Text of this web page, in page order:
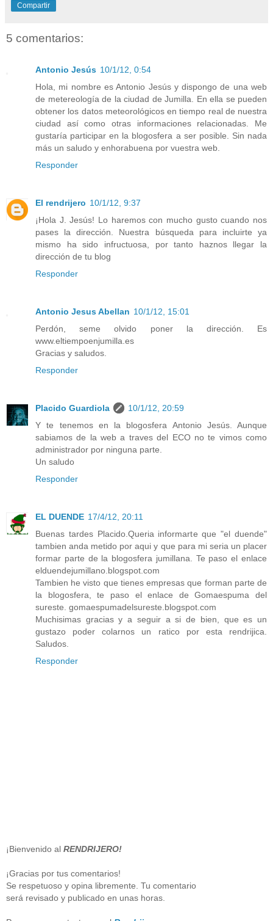
Compartir
5 comentarios:
Antonio Jesús 10/1/12, 0:54
Hola, mi nombre es Antonio Jesús y dispongo de una web
de metereología de la ciudad de Jumilla. En ella se pueden
obtener los datos meteorológicos en tiempo real de nuestra
ciudad así como otras informaciones relacionadas. Me
gustaría participar en la blogosfera a ser posible. Sin nada
más un saludo y enhorabuena por vuestra web.
Responder
El rendrijero 10/1/12, 9:37
¡Hola J. Jesús! Lo haremos con mucho gusto cuando nos
pases la dirección. Nuestra búsqueda para incluirte ya
mismo ha sido infructuosa, por tanto haznos llegar la
dirección de tu blog
Responder
Antonio Jesus Abellan 10/1/12, 15:01
Perdón, seme olvido poner la dirección. Es
www.eltiempoenjumilla.es
Gracias y saludos.
Responder
Placido Guardiola
10/1/12, 20:59
Y te tenemos en la blogosfera Antonio Jesús. Aunque
sabiamos de la web a traves del ECO no te vimos como
administrador por ninguna parte.
Un saludo
Responder
EL DUENDE 17/4/12, 20:11
Buenas tardes Placido.Queria informarte que "el duende"
tambien anda metido por aqui y que para mi seria un placer
formar parte de la blogosfera jumillana. Te paso el enlace
elduendejumillano.blogspot.com
Tambien he visto que tienes empresas que forman parte de
la blogosfera, te paso el enlace de Gomaespuma del
sureste. gomaespumadelsureste.blogspot.com
Muchisimas gracias y a seguir a si de bien, que es un
gustazo poder colarnos un ratico por esta rendrijica.
Saludos.
Responder
¡Bienvenido al RENDRIJERO!
¡Gracias por tus comentarios!
Se respetuoso y opina libremente. Tu comentario
será revisado y publicado en unas horas.